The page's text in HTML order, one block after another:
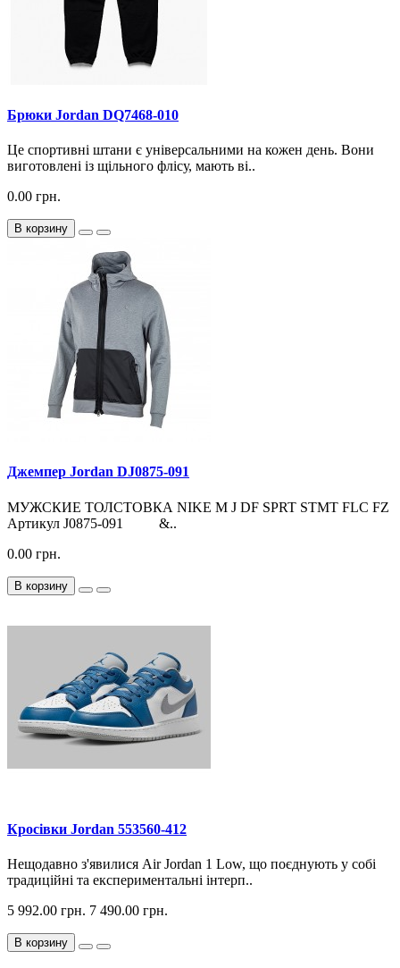
Брюки Jordan DQ7468-010
Це спортивні штани є універсальними на кожен день. Вони
виготовлені із щільного флісу, мають ві..
0.00 грн.
В корзину
Джемпер Jordan DJ0875-091
МУЖСКИЕ ТОЛСТОВКА NIKE M J DF SPRT STMT FLC FZ
Артикул J0875-091 &..
0.00 грн.
В корзину
Кросiвки Jordan 553560-412
Нещодавно з'явилися Air Jordan 1 Low, що поєднують у собі
традиційні та експериментальні інтерп..
5 992.00 грн. 7 490.00 грн.
В корзину